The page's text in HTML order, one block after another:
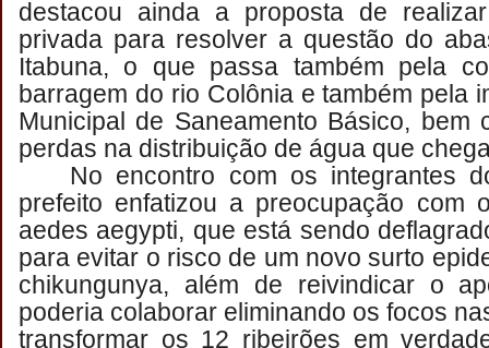
destacou ainda a proposta de
privada para resolver a questão do
Itabuna, o que passa também pela
barragem do rio Colônia e também pela
Municipal de Saneamento Básico, bem
perdas na distribuição de água que
No encontro com os integrantes
prefeito enfatizou a preocupação com
aedes aegypti, que está sendo
para evitar o risco de um novo surto
chikungunya, além de reivindicar o
poderia colaborar eliminando os focos
transformar os 12 ribeirões em